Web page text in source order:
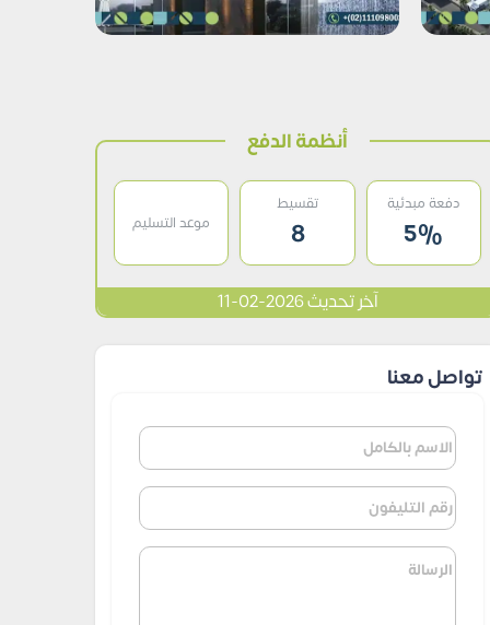
أنظمة الدفع
دفعة مبدئية
5%
تقسيط
8 موعد التسليم
آخر تحديث 2026-02-11
تواصل معنا